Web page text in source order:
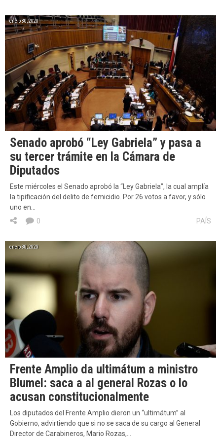
enero 30, 2020
Senado aprobó “Ley Gabriela” y pasa a
su tercer trámite en la Cámara de
Diputados
Este miércoles el Senado aprobó la “Ley Gabriela”, la cual amplía
la tipificación del delito de femicidio. Por 26 votos a favor, y sólo
uno en…
PAÍS
0
enero 30, 2020
Frente Amplio da ultimátum a ministro
Blumel: saca a al general Rozas o lo
acusan constitucionalmente
Los diputados del Frente Amplio dieron un “ultimátum” al
Gobierno, advirtiendo que si no se saca de su cargo al General
Director de Carabineros, Mario Rozas,…